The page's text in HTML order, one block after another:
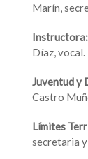
Marín,
Instructora:
Díaz, vocal.
Juventud y
Castro
Límites
secretaria y